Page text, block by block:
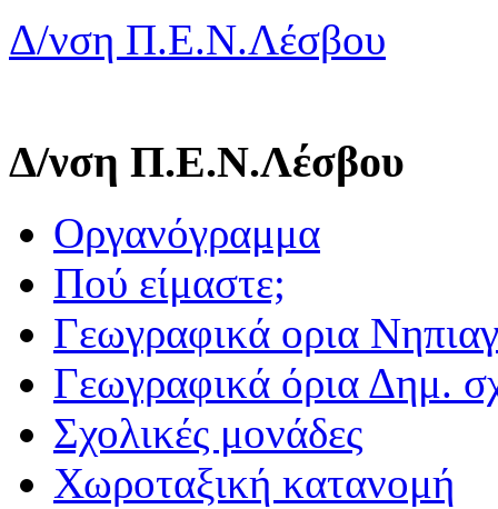
Δ/νση Π.Ε.Ν.Λέσβου
Δ/νση Π.Ε.Ν.Λέσβου
Οργανόγραμμα
Πού είμαστε;
Γεωγραφικά ορια
Γεωγραφικά όρια Δημ.
Σχολικές μονάδες
Χωροταξική κατανομή